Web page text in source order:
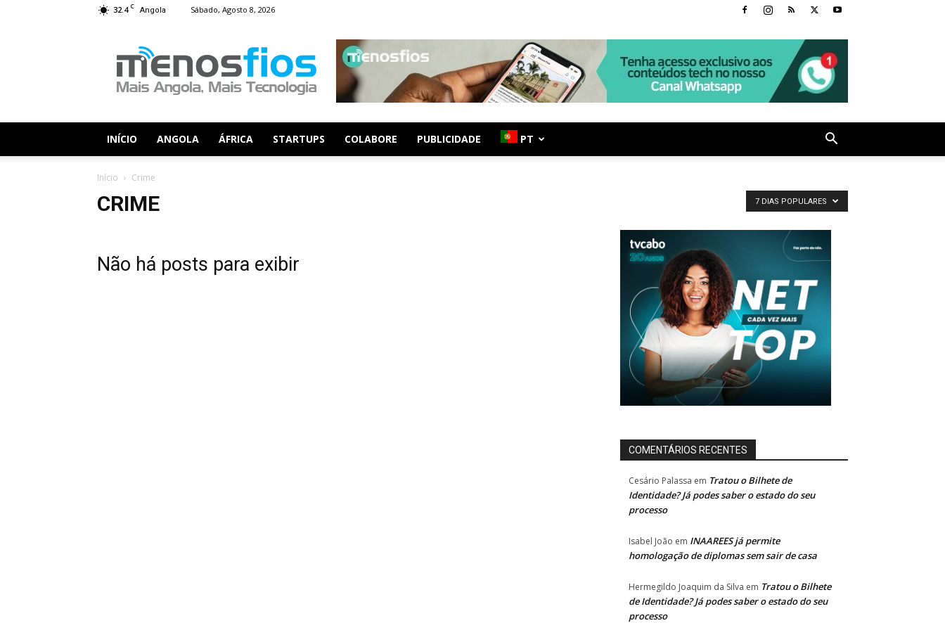
32.4 C Angola Sábado, Agosto 8, 2026
Fios
INÍCIO ANGOLA ÁFRICA STARTUPS COLABORE PUBLICIDADE PT
Início Crime
CRIME 7 DIAS POPULARES
Não há posts para exibir
COMENTÁRIOS RECENTES
Cesário Palassa em Tratou o Bilhete de
Identidade? Já podes saber o estado do seu
processo
Isabel João em INAAREES já permite
homologação de diplomas sem sair de casa
Hermegildo Joaquim da Silva em Tratou o Bilhete
de Identidade? Já podes saber o estado do seu
processo